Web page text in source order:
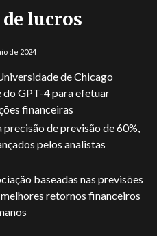
lucros
de 2024
de Chicago
do GPT-4 para efetuar
financeiras
precisão de previsão de 60%,
pelos analistas
baseadas nas previsões
retornos financeiros